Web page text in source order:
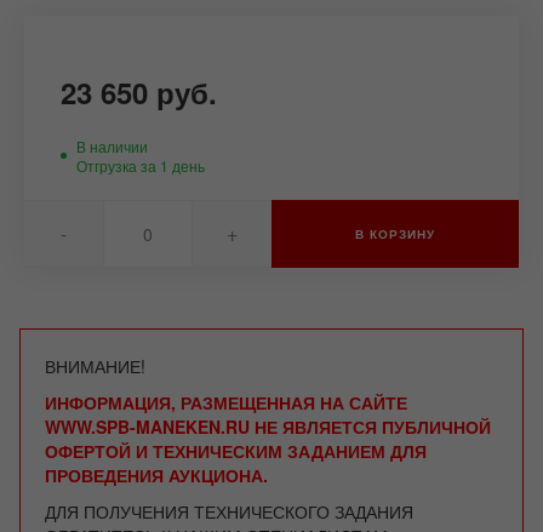
23 650 руб.
В наличии
Отгрузка за 1 день
- + В КОРЗИНУ
ВНИМАНИЕ!
ИНФОРМАЦИЯ, РАЗМЕЩЕННАЯ НА САЙТЕ
WWW.SPB-MANEKEN.RU НЕ ЯВЛЯЕТСЯ ПУБЛИЧНОЙ
ОФЕРТОЙ И ТЕХНИЧЕСКИМ ЗАДАНИЕМ ДЛЯ
ПРОВЕДЕНИЯ АУКЦИОНА.
ДЛЯ ПОЛУЧЕНИЯ ТЕХНИЧЕСКОГО ЗАДАНИЯ